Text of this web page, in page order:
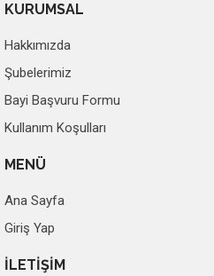
KURUMSAL
Hakkımızda
Şubelerimiz
Bayi Başvuru Formu
Kullanım Koşulları
MENÜ
Ana Sayfa
Giriş Yap
İLETİŞİM